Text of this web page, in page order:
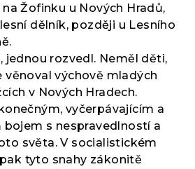
Žofinku u Nových Hradů,
dělník, později u Lesního
jednou rozvedl. Neměl děti,
věnoval výchově mladých
v Nových Hradech.
vyčerpávajícím a
s nespravedlností a
světa. V socialistickém
tyto snahy zákonitě